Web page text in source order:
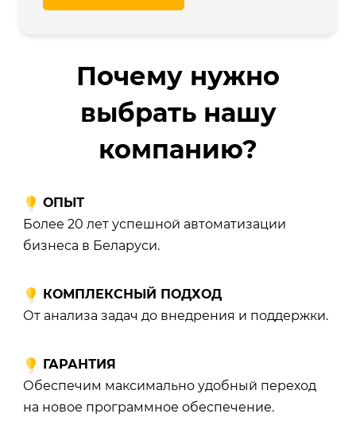
Почему нужно
выбрать нашу
компанию?
ОПЫТ
Более 20 лет успешной автоматизации
бизнеса в Беларуси.
КОМПЛЕКСНЫЙ ПОДХОД
От анализа задач до внедрения и поддержки.
ГАРАНТИЯ
Обеспечим максимально удобный переход
на новое программное обеспечение.